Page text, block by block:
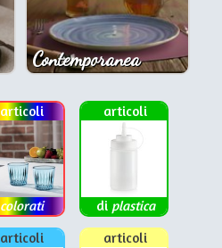
Contemporanea
articoli
colorati
articoli
di plastica
articoli articoli